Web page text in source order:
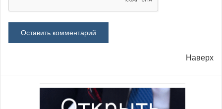
Наверх